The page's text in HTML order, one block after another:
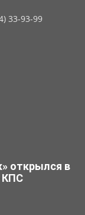
33-93-99
открылся в
КПС